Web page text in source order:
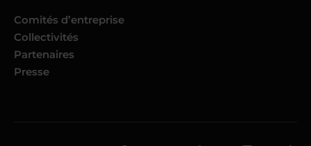
Comités d’entreprise
Collectivités
Partenaires
Presse